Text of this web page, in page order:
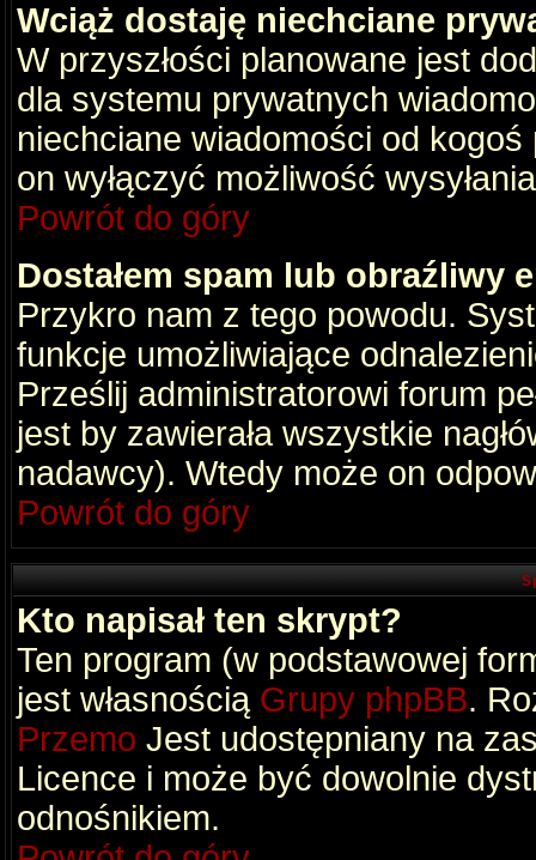
Wciąż dostaję niechciane
W przyszłości planowane jest
dla systemu prywatnych
niechciane wiadomości od
on wyłączyć możliwość
Powrót do góry
Dostałem spam lub obraźliwy
Przykro nam z tego powodu.
funkcje umożliwiające
Prześlij administratorowi forum
jest by zawierała wszystkie
nadawcy). Wtedy może on
Powrót do góry
Kto napisał ten skrypt?
Ten program (w podstawowej
jest własnością Grupy phpBB.
Przemo Jest udostępniany na
Licence i może być dowolnie
odnośnikiem.